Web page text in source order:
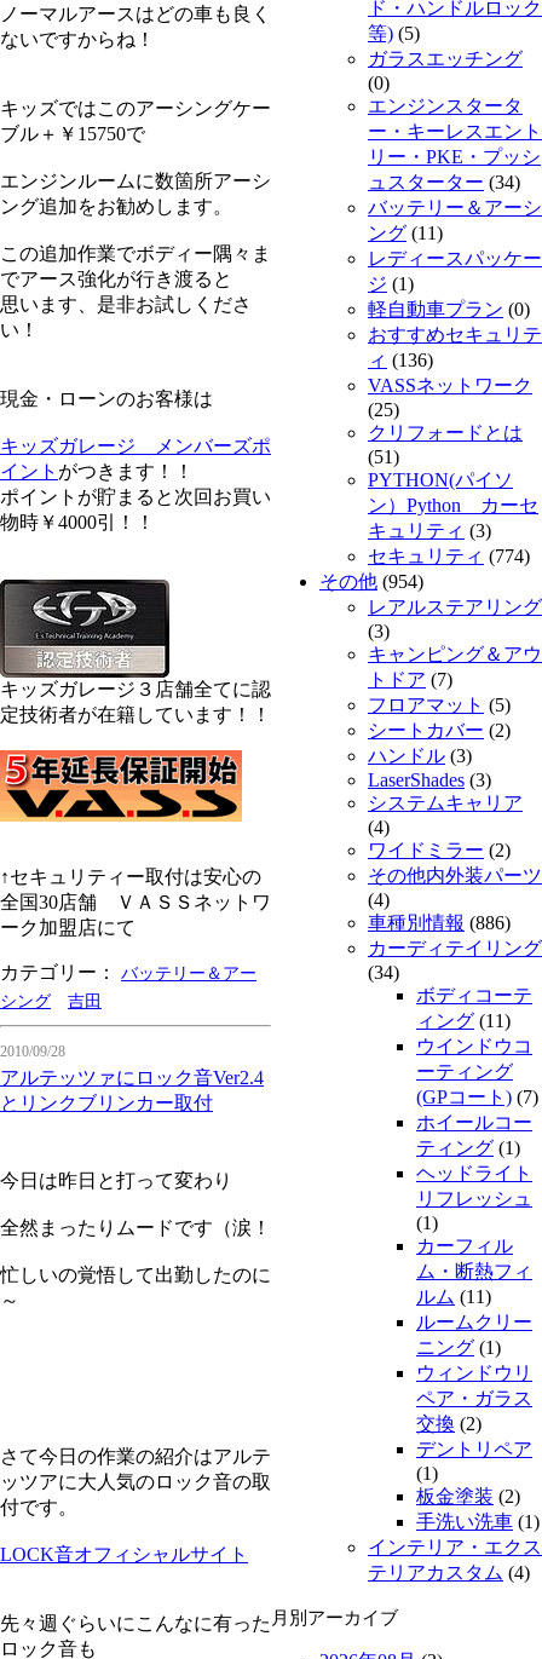
ノーマルアースはどの車も良く
ないですからね！
キッズではこのアーシングケー
ブル＋￥15750で
エンジンルームに数箇所アーシ
ング追加をお勧めします。
この追加作業でボディー隅々ま
でアース強化が行き渡ると
思います、是非お試しくださ
い！
現金・ローンのお客様は
キッズガレージ メンバーズポ
イント がつきます！！
ポイントが貯まると次回お買い
物時￥4000引！！
キッズガレージ３店舗全てに認
定技術者が在籍しています！！
↑セキュリティー取付は安心の
全国30店舗 ＶＡＳＳネットワ
ーク加盟店にて
カテゴリー：
バッテリー＆アー
シング
吉田
2010/09/28
アルテッツァにロック音Ver2.4
とリンクブリンカー取付
今日は昨日と打って変わり
全然まったりムードです（涙！
忙しいの覚悟して出勤したのに
～
さて今日の作業の紹介はアルテ
ッツアに大人気のロック音の取
付です。
LOCK音オフィシャルサイト
先々週ぐらいにこんなに有った
ロック音も
ド・ハンドルロック
等) (5)
ガラスエッチング
(0)
エンジンスタータ
ー・キーレスエント
リー・PKE・プッシ
ュスターター (34)
バッテリー＆アーシ
ング (11)
レディースパッケー
ジ (1)
軽自動車プラン (0)
おすすめセキュリテ
ィ (136)
VASSネットワーク
(25)
クリフォードとは
(51)
PYTHON(パイソ
ン）Python カーセ
キュリティ (3)
セキュリティ (774)
その他 (954)
レアルステアリング
(3)
キャンピング＆アウ
トドア (7)
フロアマット (5)
シートカバー (2)
ハンドル (3)
LaserShades (3)
システムキャリア
(4)
ワイドミラー (2)
その他内外装パーツ
(4)
車種別情報 (886)
カーディテイリング
(34)
ボディコーテ
ィング (11)
ウインドウコ
ーティング
(GPコート) (7)
ホイールコー
ティング (1)
ヘッドライト
リフレッシュ
(1)
カーフィル
ム・断熱フィ
ルム (11)
ルームクリー
ニング (1)
ウィンドウリ
ペア・ガラス
交換 (2)
デントリペア
(1)
板金塗装 (2)
手洗い洗車 (1)
インテリア・エクス
テリアカスタム (4)
月別アーカイブ